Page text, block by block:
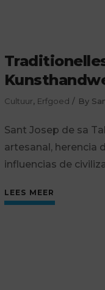
Cultuur, Erfgoed By
Sant Josep de sa
artesanal, herencia
influencias de
LEES MEER